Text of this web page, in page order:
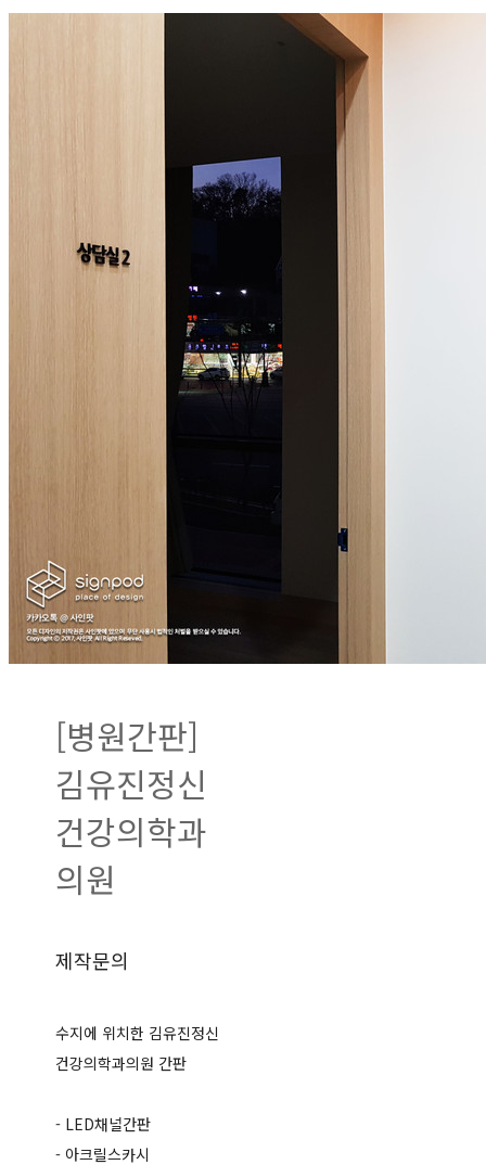
[병원간판]
김유진정신
건강의학과
의원
제작문의
수지에 위치한 김유진정신
건강의학과의원 간판
- LED채널간판
- 아크릴스카시